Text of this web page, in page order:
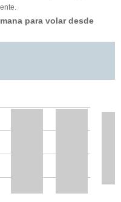
para volar desde